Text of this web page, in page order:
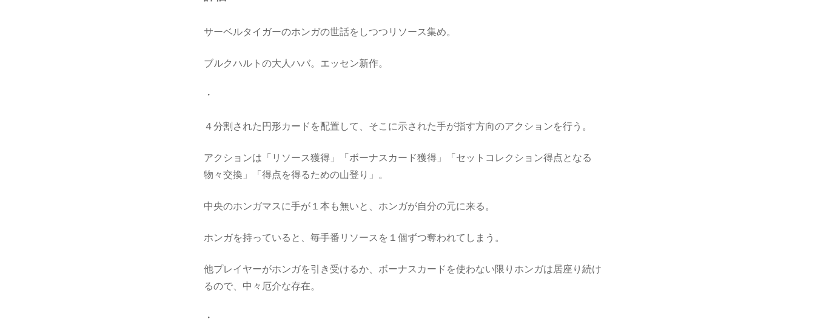
サーベルタイガーのホンガの世話をしつつリソース集め。
ブルクハルトの大人ハバ。エッセン新作。
・
４分割された円形カードを配置して、そこに示された手が指す方向のアクションを行う。
アクションは「リソース獲得」「ボーナスカード獲得」「セットコレクション得点となる
物々交換」「得点を得るための山登り」。
中央のホンガマスに手が１本も無いと、ホンガが自分の元に来る。
ホンガを持っていると、毎手番リソースを１個ずつ奪われてしまう。
他プレイヤーがホンガを引き受けるか、ボーナスカードを使わない限りホンガは居座り続け
るので、中々厄介な存在。